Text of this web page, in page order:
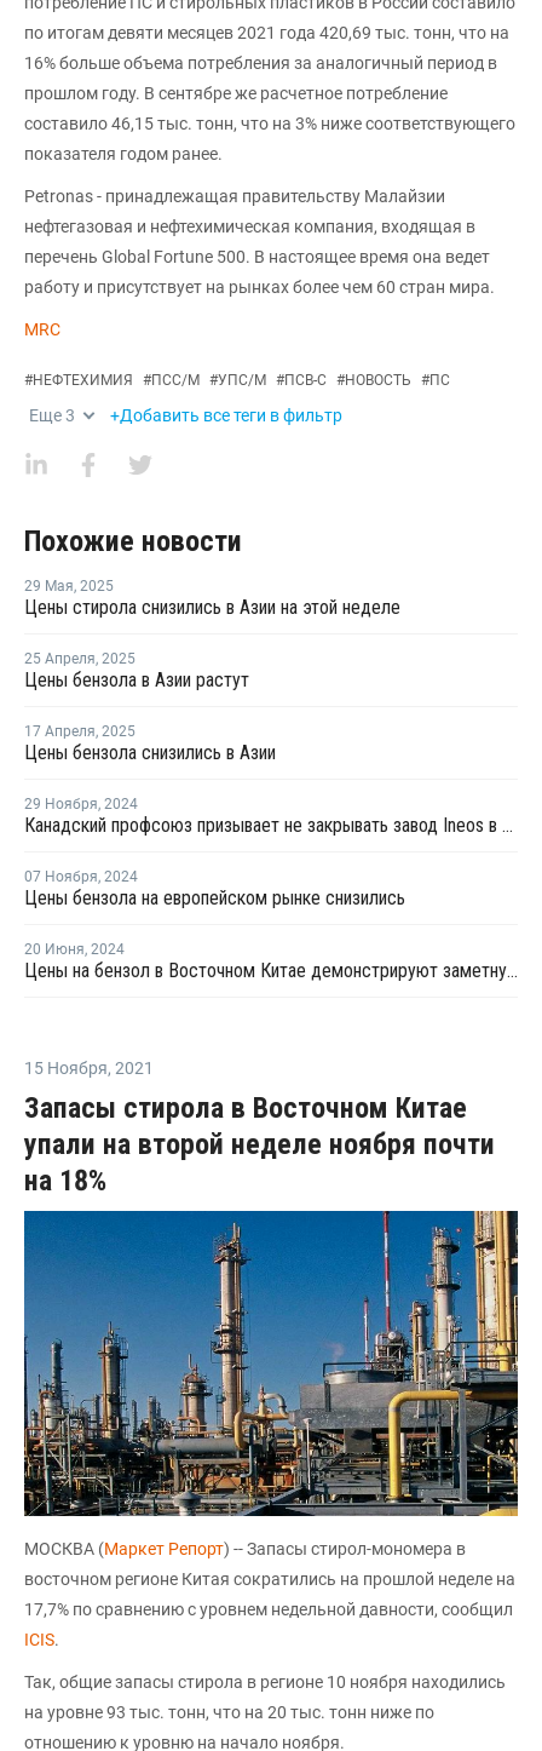
по итогам девяти месяцев 2021 года 420,69 тыс. тонн, что на
16% больше объема потребления за аналогичный период в
прошлом году. В сентябре же расчетное потребление
составило 46,15 тыс. тонн, что на 3% ниже соответствующего
показателя годом ранее.
Petronas - принадлежащая правительству Малайзии
нефтегазовая и нефтехимическая компания, входящая в
перечень Global Fortune 500. В настоящее время она ведет
работу и присутствует на рынках более чем 60 стран мира.
MRC
#НЕФТЕХИМИЯ #ПСС/М #УПС/М #ПСВ-С #НОВОСТЬ #ПС
Еще3 +Добавить все теги в фильтр
Похожие новости
29 Мая, 2025
Цены стирола снизились в Азии на этой неделе
25 Апреля, 2025
Цены бензола в Азии растут
17 Апреля, 2025
Цены бензола снизились в Азии
29 Ноября, 2024
Канадский профсоюз призывает не закрывать завод Ineos в Сарнии
07 Ноября, 2024
Цены бензола на европейском рынке снизились
20 Июня, 2024
Цены на бензол в Восточном Китае демонстрируют заметную тенденцию к росту
15 Ноября, 2021
Запасы стирола в Восточном Китае
упали на второй неделе ноября почти
на 18%
МОСКВА (Маркет Репорт) -- Запасы стирол-мономера в
восточном регионе Китая сократились на прошлой неделе на
17,7% по сравнению с уровнем недельной давности, сообщил
ICIS.
Так, общие запасы стирола в регионе 10 ноября находились
на уровне 93 тыс. тонн, что на 20 тыс. тонн ниже по
отношению к уровню на начало ноября.